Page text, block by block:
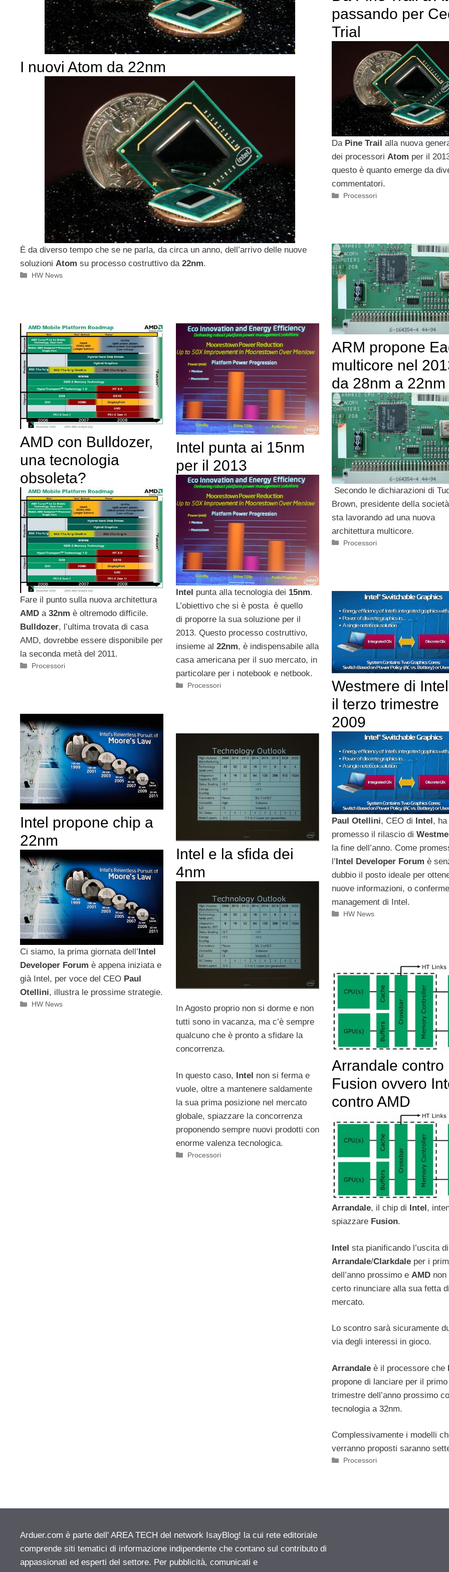
I nuovi Atom da 22nm
È da diverso tempo che se ne parla, da circa un anno, dell’arrivo delle nuove
soluzioni Atom su processo costruttivo da 22nm.
Categorie
HW News
passando per
Trial
Da Pine Trail alla nuova
dei processori Atom per il
questo è quanto emerge da
commentatori.
Categorie
Processori
ARM propone
multicore nel
da 28nm a 22nm
Secondo le dichiarazioni di
Brown, presidente della
sta lavorando ad una nuova
architettura multicore.
Categorie
Processori
AMD con Bulldozer,
una tecnologia
obsoleta?
Fare il punto sulla nuova architettura
AMD a 32nm è oltremodo difficile.
Bulldozer, l’ultima trovata di casa
AMD, dovrebbe essere disponibile per
la seconda metà del 2011.
Categorie
Processori
Intel punta ai 15nm
per il 2013
Intel punta alla tecnologia dei 15nm.
L’obiettivo che si è posta è quello
di proporre la sua soluzione per il
2013. Questo processo costruttivo,
insieme al 22nm, è indispensabile alla
casa americana per il suo mercato, in
particolare per i notebook e netbook.
Categorie
Processori
Westmere di
il terzo trimestre
2009
Paul Otellini, CEO di Intel, ha
promesso il rilascio di
la fine dell’anno. Come
l’Intel Developer Forum è
dubbio il posto ideale per
nuove informazioni, o
management di Intel.
Categorie
HW News
Intel propone chip a
22nm
Ci siamo, la prima giornata dell’ Intel
Developer Forum è appena iniziata e
già Intel, per voce del CEO Paul
Otellini, illustra le prossime strategie.
Categorie
HW News
Intel e la sfida dei
4nm
In Agosto proprio non si dorme e non
tutti sono in vacanza, ma c’è sempre
qualcuno che è pronto a sfidare la
concorrenza.
In questo caso, Intel non si ferma e
vuole, oltre a mantenere saldamente
la sua prima posizione nel mercato
globale, spiazzare la concorrenza
proponendo sempre nuovi prodotti con
enorme valenza tecnologica.
Categorie
Processori
Arrandale contro
Fusion ovvero
contro AMD
Arrandale, il chip di Intel ,
spiazzare Fusion.
Intel sta pianificando l’uscita di
Arrandale/Clarkdaleper i
dell’anno prossimo e AMDnon
certo rinunciare alla sua fetta
mercato.
Lo scontro sarà sicuramente
via degli interessi in gioco.
Arrandaleè il processore che
propone di lanciare per il primo
trimestre dell’anno prossimo
tecnologia a 32nm.
Complessivamente i modelli
verranno proposti saranno
Categorie
Processori
Arduer.com è parte dell' AREA TECH del network IsayBlog! la cui rete editoriale
comprende siti tematici di informazione indipendente che contano sul contributo di
appassionati ed esperti del settore. Per pubblicità, comunicati e